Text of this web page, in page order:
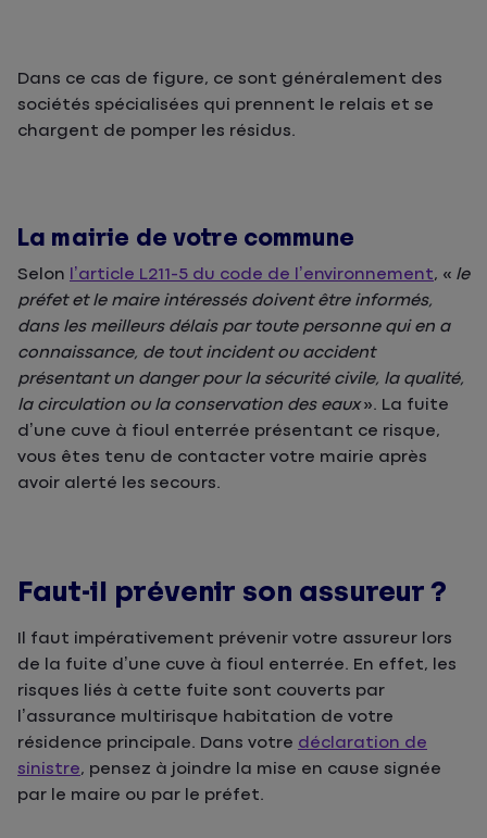
Dans ce cas de figure, ce sont généralement des
sociétés spécialisées qui prennent le relais et se
chargent de pomper les résidus.
La mairie de votre commune
Selon l’article L211-5 du code de l’environnement, « le
préfet et le maire intéressés doivent être informés,
dans les meilleurs délais par toute personne qui en a
connaissance, de tout incident ou accident
présentant un danger pour la sécurité civile, la qualité,
la circulation ou la conservation des eaux». La fuite
d’une cuve à fioul enterrée présentant ce risque,
vous êtes tenu de contacter votre mairie après
avoir alerté les secours.
Faut-il prévenir son assureur ?
Il faut impérativement prévenir votre assureur lors
de la fuite d’une cuve à fioul enterrée. En effet, les
risques liés à cette fuite sont couverts par
l’assurance multirisque habitation de votre
résidence principale. Dans votre déclaration de
sinistre, pensez à joindre la mise en cause signée
par le maire ou par le préfet.